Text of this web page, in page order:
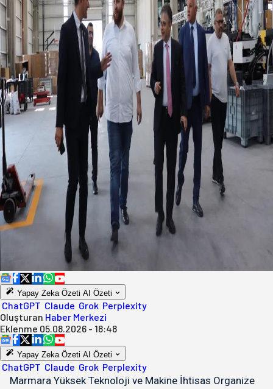
Yapay Zeka Özeti AI Özeti
ChatGPT Claude Grok Perplexity
Oluşturan Haber Merkezi
Eklenme 05.08.2026 - 18:48
Yapay Zeka Özeti AI Özeti
ChatGPT Claude Grok Perplexity
Marmara Yüksek Teknoloji ve Makine İhtisas Organize